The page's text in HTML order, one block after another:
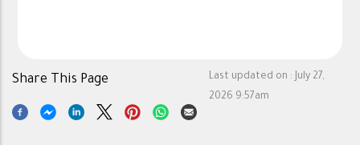
Last updated on : July 27,
2026 9:57am
Share This Page